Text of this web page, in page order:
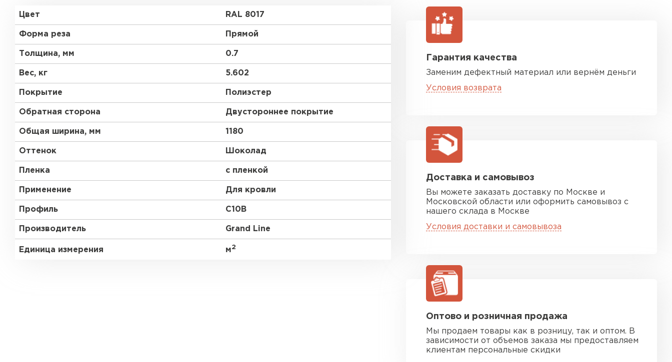
Цвет RAL 8017
Форма реза Прямой
Толщина, мм 0.7
Вес, кг 5.602
Покрытие Полиэстер
Обратная сторона Двустороннее покрытие
Общая ширина, мм 1180
Оттенок Шоколад
Пленка с пленкой
Применение Для кровли
Профиль C10В
Производитель Grand Line
Единица измерения м2
Гарантия качества
Заменим дефектный материал или вернём деньги
Условия возврата
Доставка и самовывоз
Вы можете заказать доставку по Москве и
Московской области или оформить самовывоз с
нашего склада в Москве
Условия доставки и самовывоза
Оптово и розничная продажа
Мы продаем товары как в розницу, так и оптом. В
зависимости от объемов заказа мы предоставляем
клиентам персональные скидки